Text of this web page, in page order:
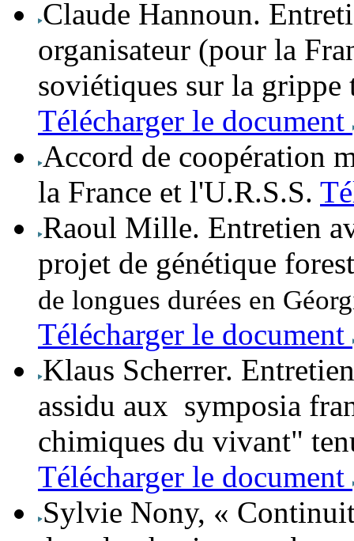
Claude Hannoun.
organisateur (pour la
soviétiques sur la grippe
Télécharger le document
Accord de coopération
la France et l'U.R.S.S.
Raoul Mille. Entretien
projet de génétique
de longues durées en
Télécharger le document
Klaus Scherrer.
assidu aux symposia
chimiques du vivant"
Télécharger le document
Sylvie Nony, «